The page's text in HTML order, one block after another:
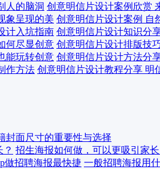
创意明信片设计案例欣赏
创意明信片设计案例 自
创意明信片设计知识分
创意明信片设计排版技
创意明信片设计方法分
创意明信片设计教程分享 明
封面尺寸的重要性与选择
招生海报如何做，可以更吸引家长
一般招聘海报用